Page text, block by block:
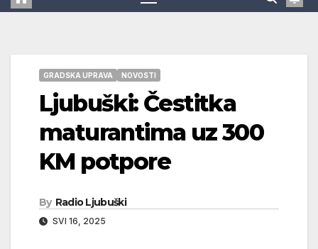
GRADSKA UPRAVA NOVOSTI
Ljubuški: Čestitka
maturantima uz 300
KM potpore
By Radio Ljubuški
SVI 16, 2025